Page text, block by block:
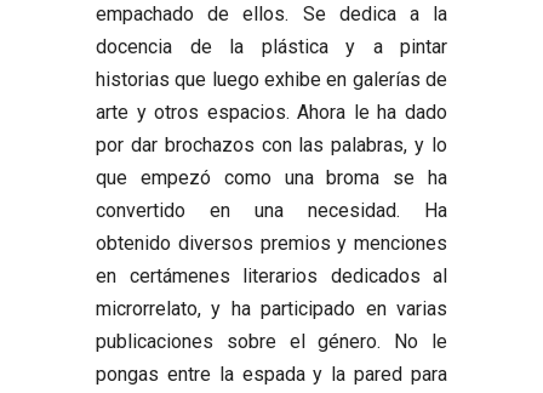
empachado de ellos. Se dedica a la
docencia de la plástica y a pintar
historias que luego exhibe en galerías de
arte y otros espacios. Ahora le ha dado
por dar brochazos con las palabras, y lo
que empezó como una broma se ha
convertido en una necesidad. Ha
obtenido diversos premios y menciones
en certámenes literarios dedicados al
microrrelato, y ha participado en varias
publicaciones sobre el género. No le
pongas entre la espada y la pared para